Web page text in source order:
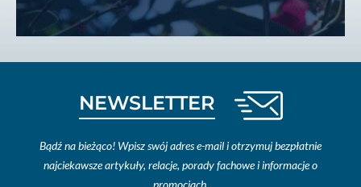
NEWSLETTER
Bądź na bieżąco! Wpisz swój adres e-mail i otrzymuj bezpłatnie
najciekawsze artykuły, relacje, porady fachowe i informacje o
promocjach.